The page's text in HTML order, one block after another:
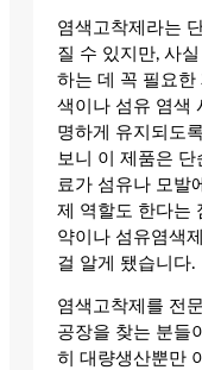
염색고착제라는
질 수 있지만, 사
하는 데 꼭 필요한
색이나 섬유 염색
명하게 유지되도
보니 이 제품은
료가 섬유나 모발
제 역할도 한다는
약이나 섬유염색
걸 알게 됐습니다.
염색고착제를 전
공장을 찾는 분들
히 대량생산뿐만